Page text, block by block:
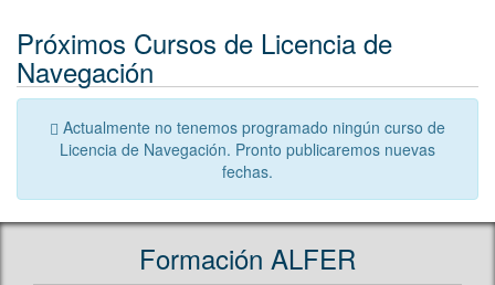
Próximos Cursos de Licencia de
Navegación
Actualmente no tenemos programado ningún curso de
Licencia de Navegación. Pronto publicaremos nuevas
fechas.
Formación ALFER